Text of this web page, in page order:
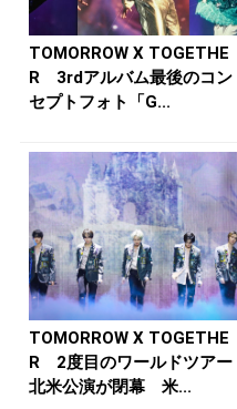
TOMORROW X TOGETHE
R 3rdアルバム最後のコン
セプトフォト「G...
TOMORROW X TOGETHE
R 2度目のワールドツアー
北米公演が閉幕 米...